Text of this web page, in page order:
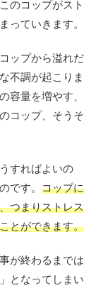
のコップがスト
っていきます。
ップから溢れだ
不調が起こりま
容量を増やす、
コップ、そうそ
すればよいの
です。 コップに
つまりストレス
とができます。
が終わるまでは
となってしまい